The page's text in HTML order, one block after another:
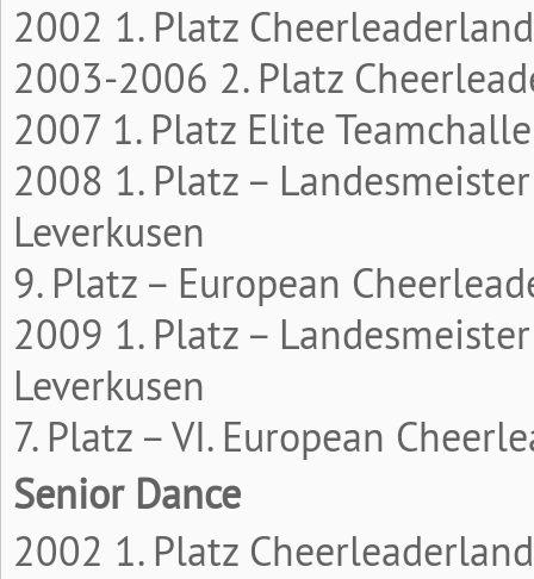
2002 1. Platz
2003-2006 2. Platz
2007 1. Platz Elite
2008 1. Platz –
Leverkusen
9. Platz – European
2009 1. Platz –
Leverkusen
7. Platz – VI. European
Senior Dance
2002 1. Platz